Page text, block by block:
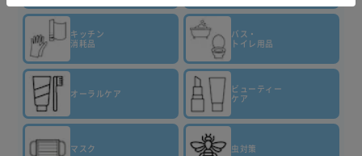
キッチン
消耗品
バス・
トイレ用品
オーラルケア
ビューティー
ケア
マスク 虫対策